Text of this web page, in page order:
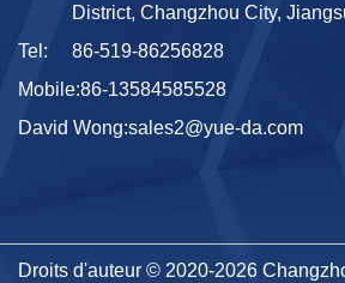
District, Changzhou City,
Tel:
86-519-86256828
Mobile:86-13584585528
David Wong:sales2@yue-da.com
Droits d'auteur © 2020-2026